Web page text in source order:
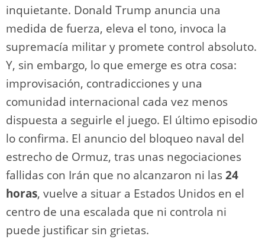
inquietante. Donald Trump anuncia una
medida de fuerza, eleva el tono, invoca la
supremacía militar y promete control absoluto.
Y, sin embargo, lo que emerge es otra cosa:
improvisación, contradicciones y una
comunidad internacional cada vez menos
dispuesta a seguirle el juego. El último episodio
lo confirma. El anuncio del bloqueo naval del
estrecho de Ormuz, tras unas negociaciones
fallidas con Irán que no alcanzaron ni las24
horas, vuelve a situar a Estados Unidos en el
centro de una escalada que ni controla ni
puede justificar sin grietas.